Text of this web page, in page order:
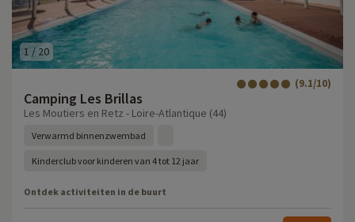
1 / 20
Camping Les Brillas
(9.1/10)
Les Moutiers en Retz - Loire-Atlantique (44)
Verwarmd binnenzwembad
Kinderclub voor kinderen van 4 tot 12 jaar
Ontdek activiteiten in de buurt